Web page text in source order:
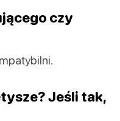
czy
Jeśli tak,